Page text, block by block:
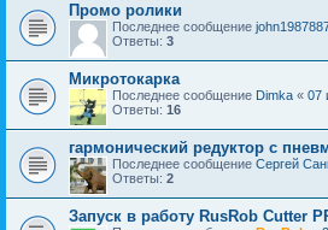
Промо ролики
Последнее сообщение
Ответы: 3
Микротокарка
Последнее сообщение Dimka « 07
Ответы: 16
гармонический редуктор с
Последнее сообщение Сергей
Ответы: 2
Запуск в работу RusRob Cutter